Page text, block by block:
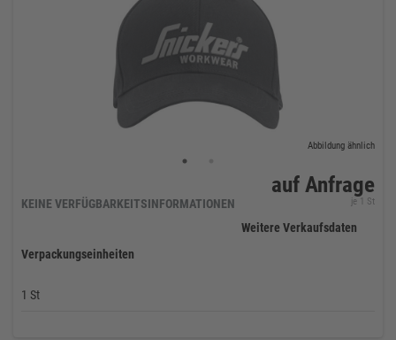
Abbildung ähnlich
auf Anfrage
KEINE VERFÜGBARKEITSINFORMATIONEN je 1 St
Weitere Verkaufsdaten
Verpackungseinheiten
1 St